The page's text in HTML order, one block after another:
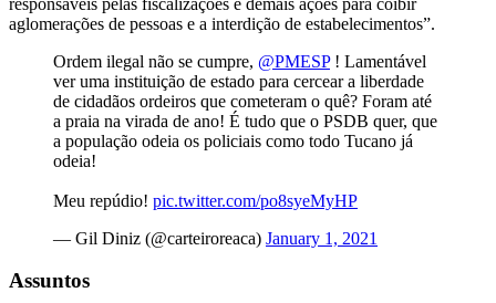
aglomerações de pessoas e a interdição de estabelecimentos”.
Ordem ilegal não se cumpre, @PMESP! Lamentável
ver uma instituição de estado para cercear a liberdade
de cidadãos ordeiros que cometeram o quê? Foram até
a praia na virada de ano! É tudo que o PSDB quer, que
a população odeia os policiais como todo Tucano já
odeia!
Meu repúdio! pic.twitter.com/po8syeMyHP
— Gil Diniz (@carteiroreaca) January 1, 2021
Assuntos